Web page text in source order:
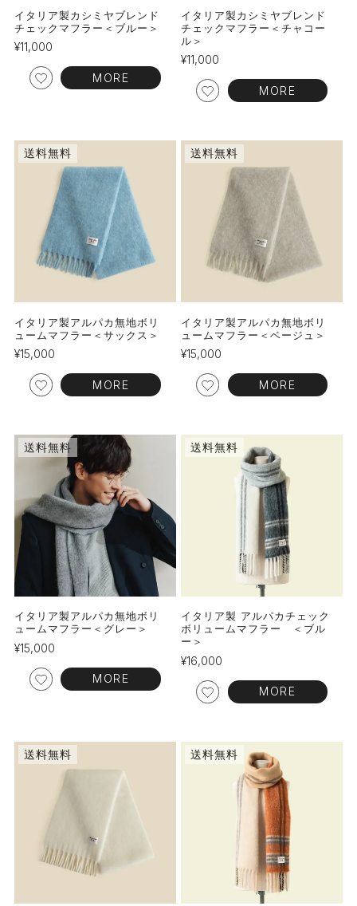
イタリア製カシミヤブレンド
チェックマフラー＜ブルー＞
¥11,000
MORE
イタリア製カシミヤブレンド
チェックマフラー＜チャコー
ル＞
¥11,000
MORE
送料無料
イタリア製アルパカ無地ボリ
ュームマフラー＜サックス＞
¥15,000
MORE
送料無料
イタリア製アルパカ無地ボリ
ュームマフラー＜ベージュ＞
¥15,000
MORE
送料無料
イタリア製アルパカ無地ボリ
ュームマフラー＜グレー＞
¥15,000
MORE
送料無料
イタリア製 アルパカチェック
ボリュームマフラー ＜ブル
ー＞
¥16,000
MORE
送料無料 送料無料